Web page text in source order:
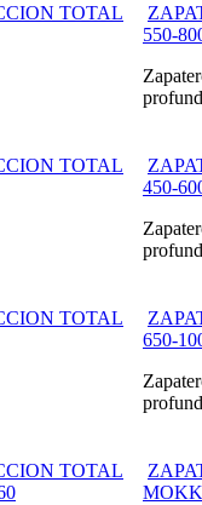
550-
450-
650-